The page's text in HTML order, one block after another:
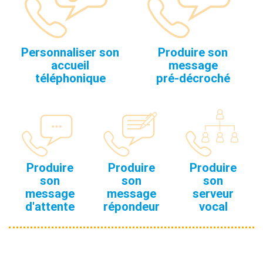
Personnaliser son
accueil
téléphonique
Produire son
message
pré-décroché
Produire
son
message
d'attente
Produire
son
message
répondeur
Produire
son
serveur
vocal